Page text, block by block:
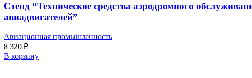
Стенд “Технические средства аэродромного
авиадвигателей”
Авиационная промышленность
8 320 ₽
В корзину